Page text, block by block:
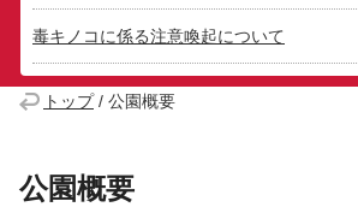
毒キノコに係る注意喚起について
トップ/ 公園概要
公園概要